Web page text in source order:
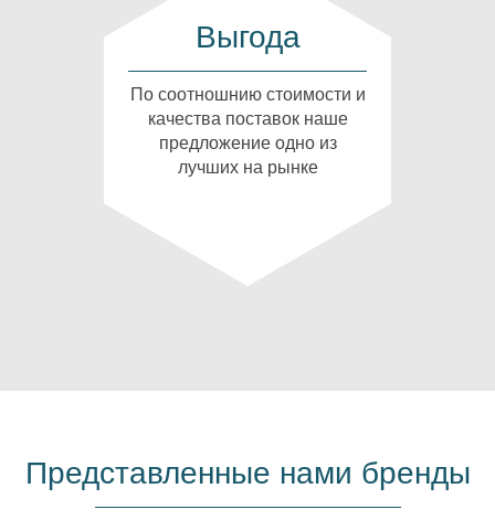
Выгода
По соотношнию стоимости и
качества поставок наше
предложение одно из
лучших на рынке
Представленные нами бренды